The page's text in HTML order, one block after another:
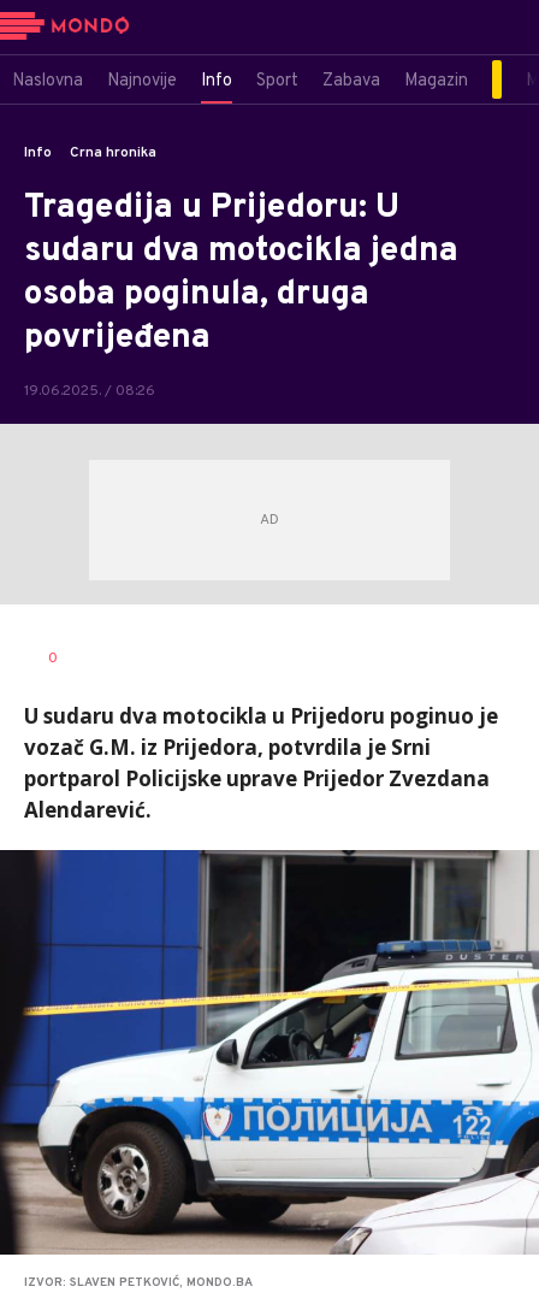
Naslovna Najnovije Info Sport Zabava Magazin
Info Crna hronika
Tragedija u Prijedoru: U
sudaru dva motocikla jedna
osoba poginula, druga
povrijeđena
19.06.2025. / 08:26
AUTOR
0
U sudaru dva motocikla u Prijedoru poginuo je
vozač G.M. iz Prijedora, potvrdila je Srni
portparol Policijske uprave Prijedor Zvezdana
Alendarević.
IZVOR: SLAVEN PETKOVIĆ, MONDO.BA